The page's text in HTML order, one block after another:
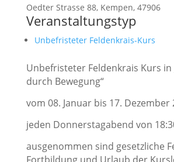
Oedter Strasse 88, Kempen, 47906
Veranstaltungstyp
Unbefristeter Feldenkrais-Kurs
Unbefristeter Feldenkrais Kurs in
durch Bewegung“
vom 08. Januar bis 17. Dezember
jeden Donnerstagabend von
ausgenommen sind gesetzliche